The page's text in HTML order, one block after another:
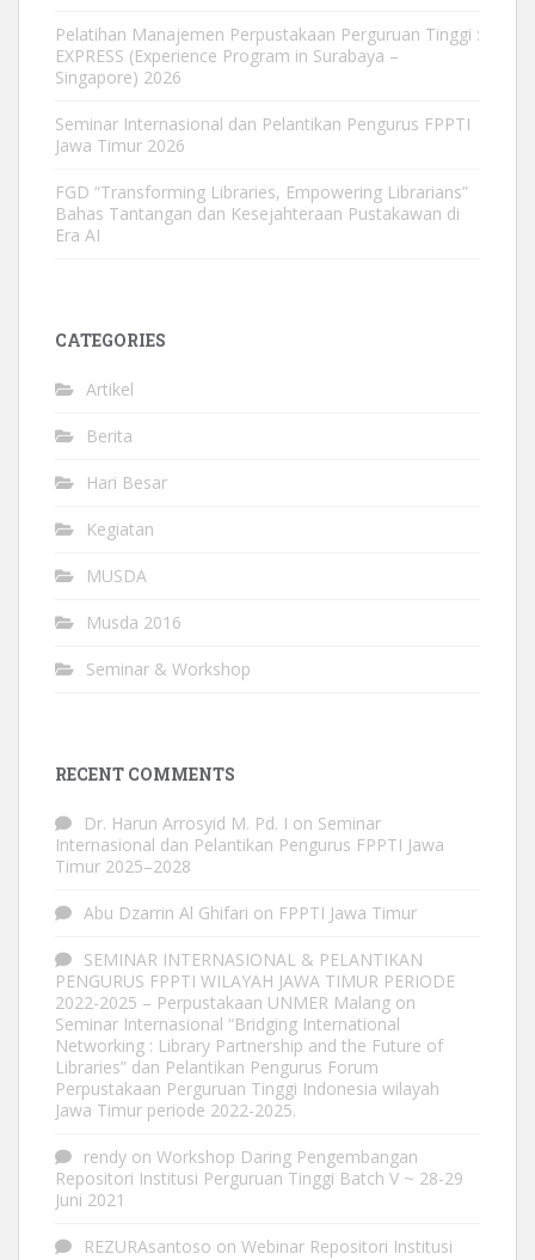
Pelatihan Manajemen Perpustakaan Perguruan Tinggi :
EXPRESS (Experience Program in Surabaya –
Singapore) 2026
Seminar Internasional dan Pelantikan Pengurus FPPTI
Jawa Timur 2026
FGD “Transforming Libraries, Empowering Librarians”
Bahas Tantangan dan Kesejahteraan Pustakawan di
Era AI
CATEGORIES
Artikel
Berita
Hari Besar
Kegiatan
MUSDA
Musda 2016
Seminar & Workshop
RECENT COMMENTS
Dr. Harun Arrosyid M. Pd. I on Seminar
Internasional dan Pelantikan Pengurus FPPTI Jawa
Timur 2025–2028
Abu Dzarrin Al Ghifari on FPPTI Jawa Timur
SEMINAR INTERNASIONAL & PELANTIKAN
PENGURUS FPPTI WILAYAH JAWA TIMUR PERIODE
2022-2025 – Perpustakaan UNMER Malang on
Seminar Internasional “Bridging International
Networking : Library Partnership and the Future of
Libraries” dan Pelantikan Pengurus Forum
Perpustakaan Perguruan Tinggi Indonesia wilayah
Jawa Timur periode 2022-2025.
rendy on Workshop Daring Pengembangan
Repositori Institusi Perguruan Tinggi Batch V ~ 28-29
Juni 2021
REZURAsantoso on Webinar Repositori Institusi